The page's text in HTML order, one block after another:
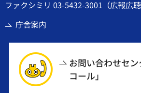
ファクシミリ 03-5432-3001（広報広聴
庁舎案内
お問い合わせセ
コール」